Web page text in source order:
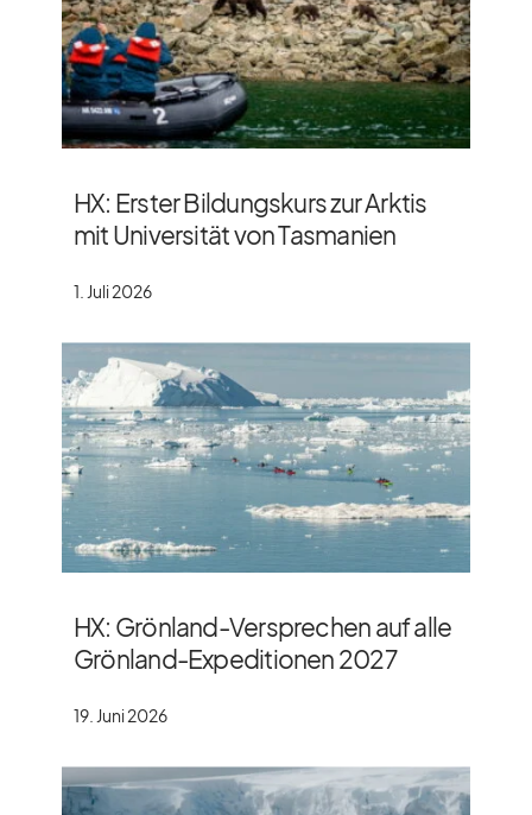
HX: Erster Bildungskurs zur Arktis
mit Universität von Tasmanien
1. Juli 2026
HX: Grönland-Versprechen auf alle
Grönland-Expeditionen 2027
19. Juni 2026